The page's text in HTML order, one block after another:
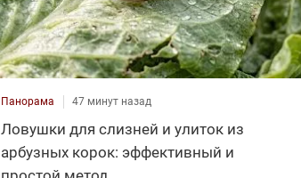
Панорама 47 минут назад
Ловушки для слизней и улиток из
арбузных корок: эффективный и